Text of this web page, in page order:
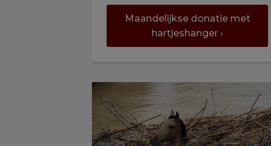
Maandelijkse donatie met
hartjeshanger ›